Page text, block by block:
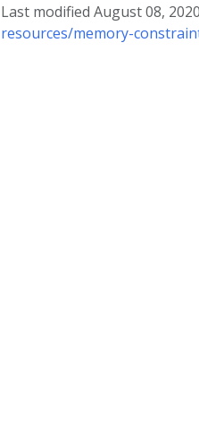
Last modified August 08,
resources/memory-